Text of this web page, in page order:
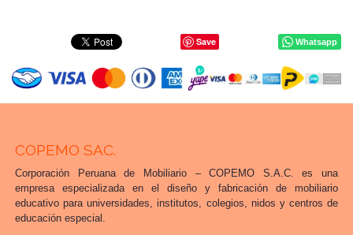
Save Whatsapp
COPEMO SAC.
Corporación Peruana de Mobiliario – COPEMO S.A.C. es una
empresa especializada en el diseño y fabricación de mobiliario
educativo para universidades, institutos, colegios, nidos y centros de
educación especial.